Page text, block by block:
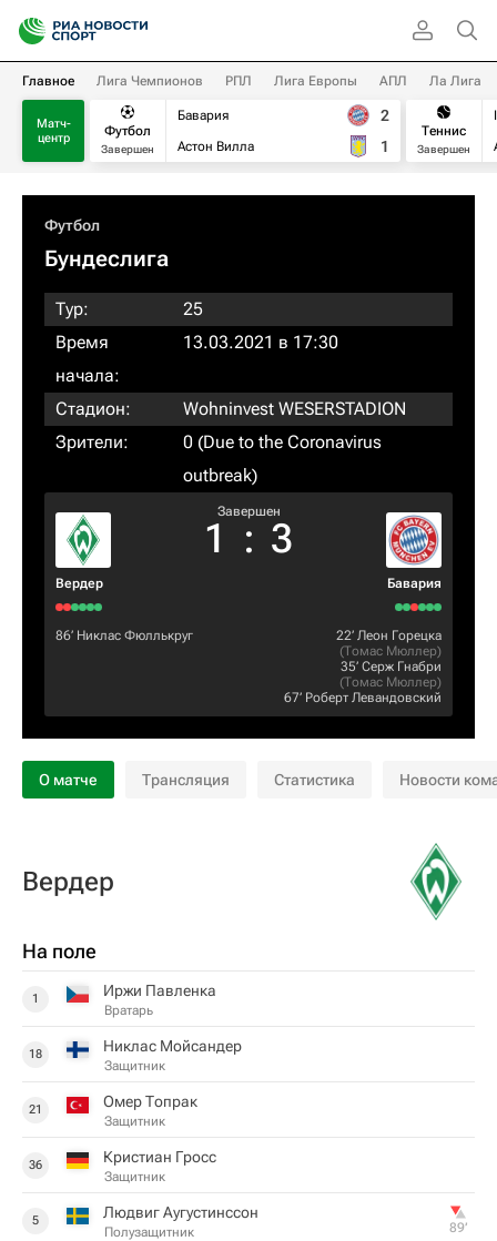
Главное Лига Чемпионов РПЛ Лига Европы АПЛ Ла Лига
Матч-
центр
Футбол
Завершен
Бавария
Астон Вилла
2
1
Теннис
Завершен
Футбол
Бундеслига
Тур:
25
Время
начала:
13.03.2021 в 17:30
Стадион:
Wohninvest WESERSTADION
Зрители:
0 (Due to the Coronavirus
outbreak)
Вердер
Завершен
1 : 3
Бавария
86‎’‎ Никлас Фюллькруг 22‎’‎ Леон Горецка
(Томас Мюллер)
35‎’‎ Серж Гнабри
(Томас Мюллер)
67‎’‎ Роберт Левандовский
О матче Трансляция Статистика Новости
Вердер
На поле
1 Иржи Павленка
Вратарь
18 Никлас Мойсандер
Защитник
21 Омер Топрак
Защитник
36 Кристиан Гросс
Защитник
5 Людвиг Аугустинссон
Полузащитник 89‎’‎